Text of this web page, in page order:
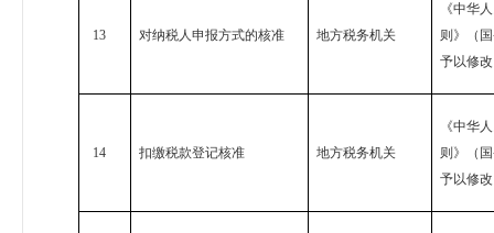
13 对纳税人申报方式的核准 地方税务机关
《中华
则》（
予以修
14 扣缴税款登记核准 地方税务机关
《中华
则》（
予以修